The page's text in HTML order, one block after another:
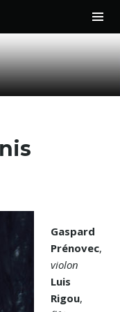
Gaspard
Prénovec,
violon
Luis
Rigou,